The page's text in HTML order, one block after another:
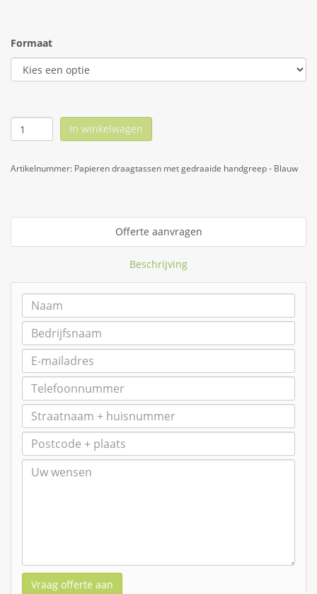
Formaat
In winkelwagen
Artikelnummer: Papieren draagtassen met gedraaide handgreep - Blauw
Offerte aanvragen
Beschrijving
Vraag offerte aan